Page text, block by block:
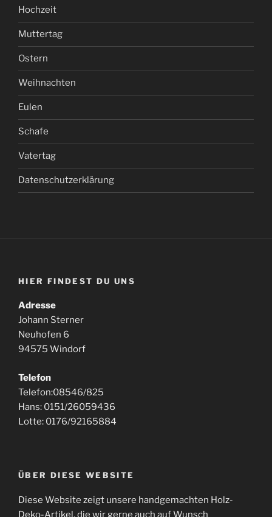
Hochzeit
Muttertag
Ostern
Weihnachten
Eulen
Schafe
Vatertag
Datenschutzerklärung
HIER FINDEST DU UNS
Adresse
Johann Sterner
Neuhofen 6
94575 Windorf
Telefon
Telefon:08546/825
Hans: 0151/26059436
Lotte: 0176/92165884
ÜBER DIESE WEBSITE
Diese Website zeigt unsere handgemachten Holz-
Deko-Artikel, die wir gerne auch auf Wunsch